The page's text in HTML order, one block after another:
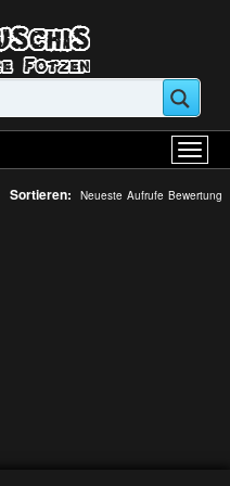
Sortieren: Neueste Aufrufe Bewertung